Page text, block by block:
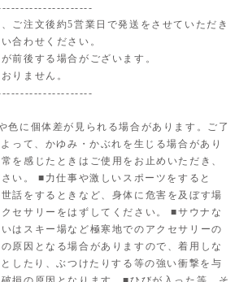
ご注文後約5営業日で発送をさせていただき
合わせください。
前後する場合がございます。
りません。
色に個体差が見られる場合があります。ご了
って、かゆみ・かぶれを生じる場合があり
を感じたときはご使用をお止めいただき、
い。 ■力仕事や激しいスポーツをすると
話をするときなど、身体に危害を及ぼす場
セサリーをはずしてください。 ■サウナな
はスキー場など極寒地でのアクセサリーの
原因となる場合がありますので、着用しな
したり、ぶつけたりする等の強い衝撃を与